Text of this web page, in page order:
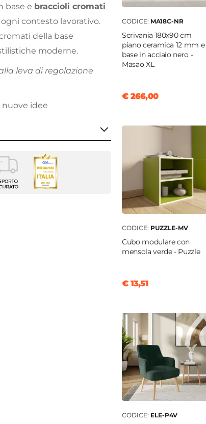
base e braccioli cromati
contesto lavorativo.
della base
moderne.
leva di regolazione
idee
CODICE: MA18C-NR
Scrivania 180x90 cm
piano ceramica 12 mm e
base in acciaio nero -
Masao XL
€ 266,00
CODICE: PUZZLE-MV
Cubo modulare con
mensola verde - Puzzle
€ 13,51
CODICE: ELE-P4V